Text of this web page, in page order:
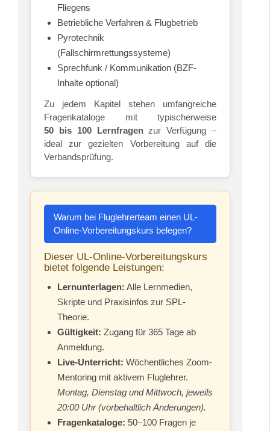
Fliegens
Betriebliche Verfahren & Flugbetrieb
Pyrotechnik
(Fallschirmrettungssysteme)
Sprechfunk / Kommunikation (BZF-
Inhalte optional)
Zu jedem Kapitel stehen umfangreiche
Fragenkataloge mit typischerweise
50 bis 100 Lernfragenzur Verfügung –
ideal zur gezielten Vorbereitung auf die
Verbandsprüfung.
Warum bei Fluglehrerteam einen UL-
Online-Vorbereitungskurs belegen?
Dieser UL-Online-Vorbereitungskurs
bietet folgende Leistungen:
Lernunterlagen: Alle Lernmedien,
Skripte und Praxisinfos zur SPL-
Theorie.
Gültigkeit: Zugang für 365 Tage ab
Anmeldung.
Live-Unterricht: Wöchentliches Zoom-
Mentoring mit aktivem Fluglehrer.
Montag, Dienstag und Mittwoch, jeweils
20:00 Uhr (vorbehaltlich Änderungen).
Fragenkataloge: 50–100 Fragen je